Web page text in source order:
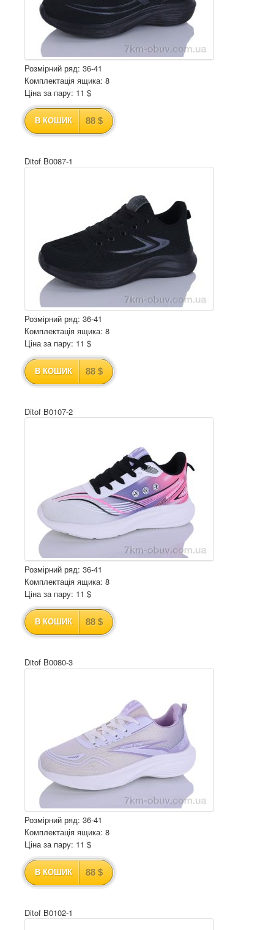
Розмірний ряд: 36-41
Комплектація ящика: 8
Ціна за пару: 11 $
В КОШИК 88 $
Ditof B0087-1
Розмірний ряд: 36-41
Комплектація ящика: 8
Ціна за пару: 11 $
В КОШИК 88 $
Ditof B0107-2
Розмірний ряд: 36-41
Комплектація ящика: 8
Ціна за пару: 11 $
В КОШИК 88 $
Ditof B0080-3
Розмірний ряд: 36-41
Комплектація ящика: 8
Ціна за пару: 11 $
В КОШИК 88 $
Ditof B0102-1